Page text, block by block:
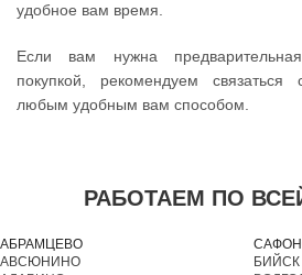
удобное вам время.
Если вам нужна
покупкой, рекомендуем
любым удобным вам способом.
РАБОТАЕМ ПО
АБРАМЦЕВО
АВСЮНИНО
БИЙСК